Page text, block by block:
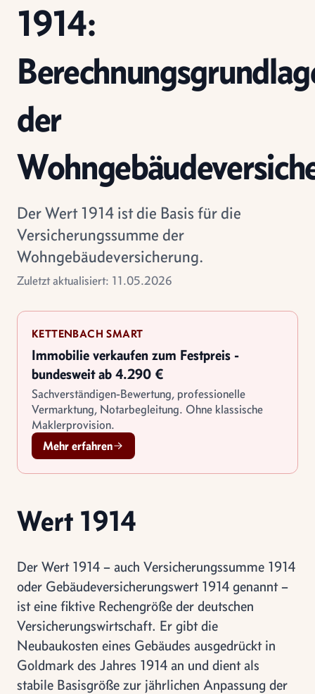
1914:
der
Der Wert 1914 ist die Basis für die
Versicherungssumme der
Wohngebäudeversicherung.
Zuletzt aktualisiert: 11.05.2026
KETTENBACH SMART
Immobilie verkaufen zum Festpreis -
bundesweit ab 4.290 €
Sachverständigen-Bewertung, professionelle
Vermarktung, Notarbegleitung. Ohne klassische
Maklerprovision.
Mehr erfahren
Wert 1914
Der Wert 1914 – auch Versicherungssumme 1914
oder Gebäudeversicherungswert 1914 genannt –
ist eine fiktive Rechengröße der deutschen
Versicherungswirtschaft. Er gibt die
Neubaukosten eines Gebäudes ausgedrückt in
Goldmark des Jahres 1914 an und dient als
stabile Basisgröße zur jährlichen Anpassung der